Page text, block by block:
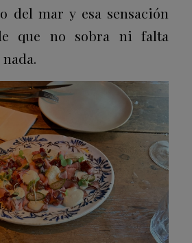
del mar y esa sensación
que no sobra ni falta